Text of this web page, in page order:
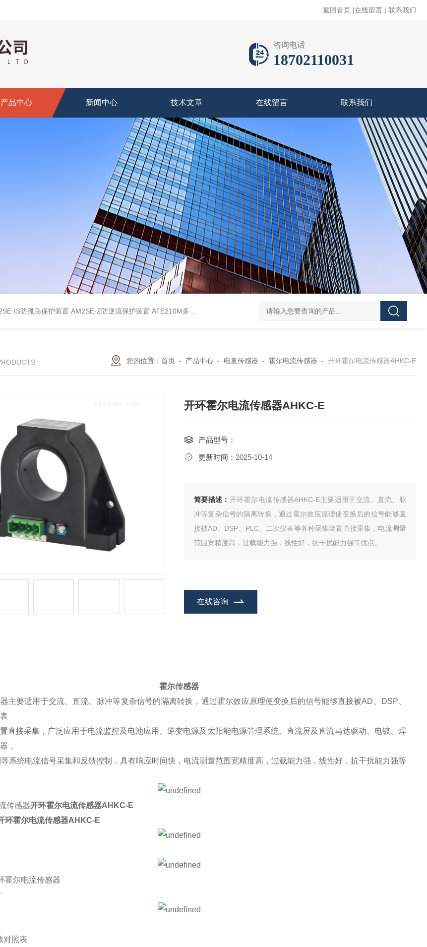
返回首页 |在线留言 | 联系我们
咨询电话
18702110031
产品中心 新闻中心 技术文章 在线留言 联系我们
IS防孤岛保护装置 AM2SE-Z防逆流保护装置 ATE210M多回路复合型温度传感器 ATE210S单回路复合型温度传感器 DJSF1352-D-
您的位置： 首页 - 产品中心 - 电量传感器 - 霍尔电流传感器 - 开环霍尔电流传感器AHKC-E
开环霍尔电流传感器AHKC-E
产品型号：
更新时间： 2025-10-14
简要描述： 开环霍尔电流传感器AHKC-E主要适用于交流、直流、脉
冲等复杂信号的隔离转换，通过霍尔效应原理使变换后的信号能够直
接被AD、DSP、PLC、二次仪表等各种采集装置直接采集，电流测量
范围宽精度高，过载能力强，线性好，抗干扰能力强等优点。
在线咨询
霍尔传感器
主要适用于交流、直流、脉冲等复杂信号的隔离转换，通过霍尔效应原理使变换后的信号能够直接被AD、DSP、
直接采集，广泛应用于电流监控及电池应用、逆变电源及太阳能电源管理系统、直流屏及直流马达驱动、电镀、焊
，
系统电流信号采集和反馈控制，具有响应时间快，电流测量范围宽精度高，过载能力强，线性好，抗干扰能力强等
传感器开环霍尔电流传感器AHKC-E
环霍尔电流传感器AHKC-E
霍尔电流传感器
对照表